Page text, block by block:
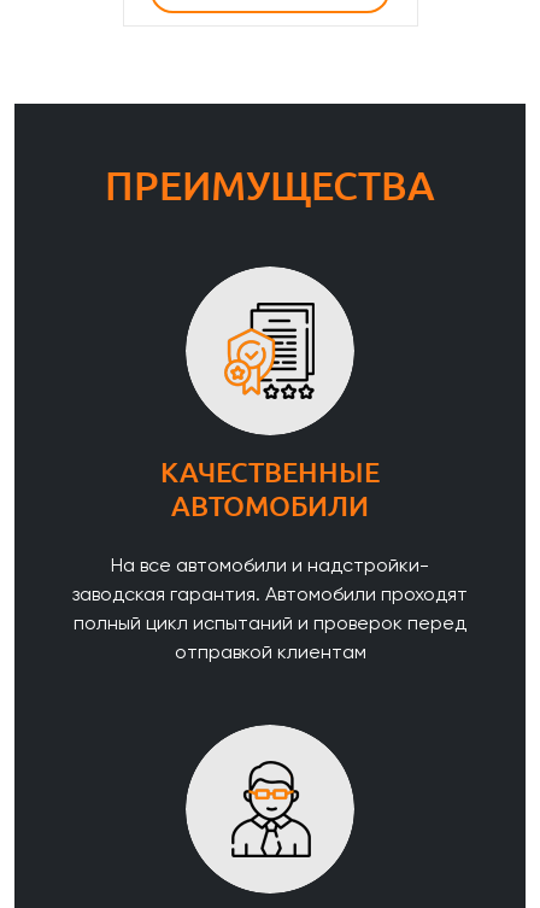
ПРЕИМУЩЕСТВА
КАЧЕСТВЕННЫЕ
АВТОМОБИЛИ
На все автомобили и надстройки-
заводская гарантия. Автомобили проходят
полный цикл испытаний и проверок перед
отправкой клиентам